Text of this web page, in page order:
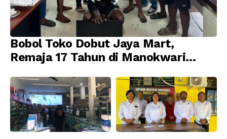
Bobol Toko Dobut Jaya Mart,
Remaja 17 Tahun di Manokwari
Jatanras Polda Papua Barat